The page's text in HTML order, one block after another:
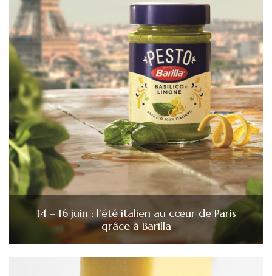
14 – 16 juin : l’été italien au cœur de Paris
grâce à Barilla